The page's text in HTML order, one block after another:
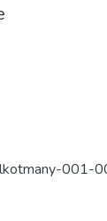
001-